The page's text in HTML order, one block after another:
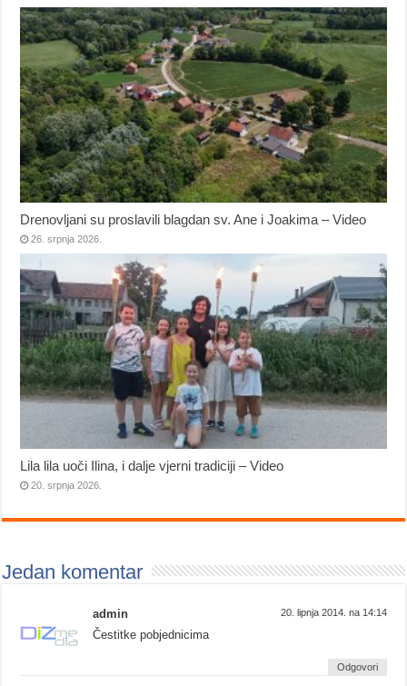
Drenovljani su proslavili blagdan sv. Ane i Joakima – Video
26. srpnja 2026.
Lila lila uoči Ilina, i dalje vjerni tradiciji – Video
20. srpnja 2026.
Jedan komentar
admin 20. lipnja 2014. na 14:14
Čestitke pobjednicima
Odgovori